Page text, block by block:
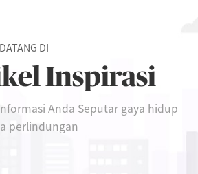
DI
Inspirasi
Anda Seputar gaya hidup
perlindungan